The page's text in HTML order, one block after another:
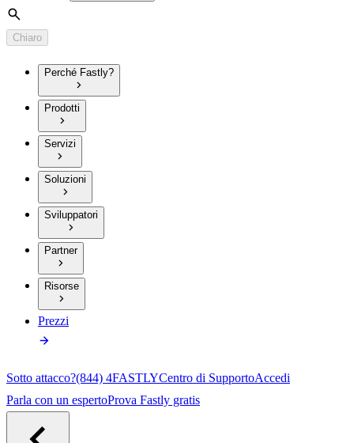
Cerca
Chiaro
Perché Fastly?
Prodotti
Servizi
Soluzioni
Sviluppatori
Partner
Risorse
Prezzi
Sotto attacco?(844) 4FASTLYCentro di SupportoAccedi
Parla con un espertoProva Fastly gratis